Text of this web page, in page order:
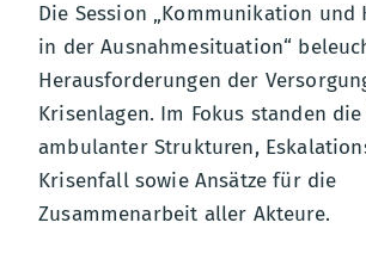
Die Session „Kommunikation und
in der Ausnahmesituation“
Herausforderungen der
Krisenlagen. Im Fokus standen
ambulanter Strukturen,
Krisenfall sowie Ansätze für die
Zusammenarbeit aller Akteure.